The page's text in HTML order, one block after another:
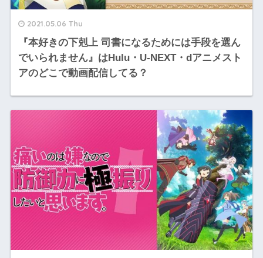
2021.05.06 Thu
『本好きの下剋上 司書になるためには手段を選ん
でいられません』はHulu・U-NEXT・dアニメスト
アのどこで動画配信してる？